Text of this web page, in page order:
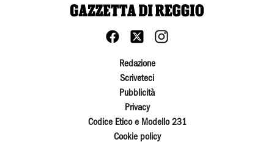
Redazione
Scriveteci
Pubblicità
Privacy
Codice Etico e Modello 231
Cookie policy